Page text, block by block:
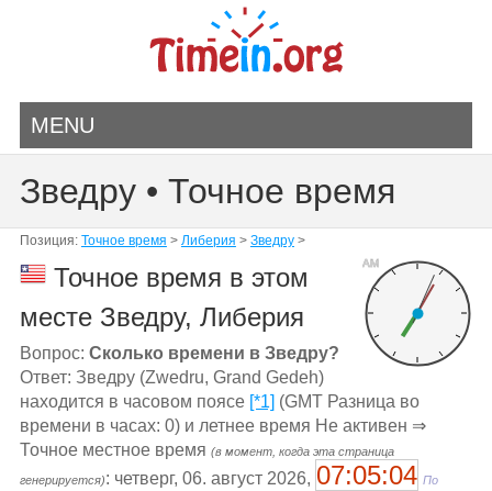
MENU
Зведру • Точное время
Позиция: Точное время > Либерия > Зведру>
AM
Точное время в этом
месте Зведру, Либерия
Вопрос: Сколько времени в Зведру?
Ответ: Зведру (Zwedru, Grand Gedeh)
находится в часовом поясе [*1] (GMT Разница во
времени в часах: 0) и летнее время Не активен ⇒
Точное местное время (в момент, когда эта страница
генерируется): четверг, 06. август 2026, 07:05:04 По